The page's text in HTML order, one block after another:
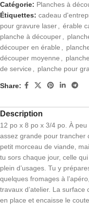
Catégorie: Planches à
Étiquettes: cadeau
pour gravure laser, érable
planche à découper,
découper en érable ,
découper moyenne ,
de service , planche pour
Share:
Description
12 po x 8 po x 3/4 po. À
assez grande pour trancher
petit morceau de viande,
tu sors chaque jour, celle
plein d’usages. Tu y
quelques fromages à
travaux d’atelier. La
en place et encaisse le